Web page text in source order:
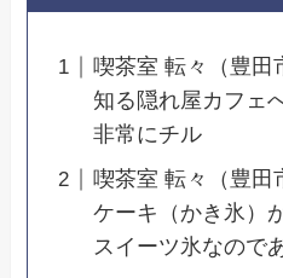
喫茶室 転々（豊
知る隠れ屋カフェ
非常にチル
喫茶室 転々（豊
ケーキ（かき氷）
スイーツ氷なので